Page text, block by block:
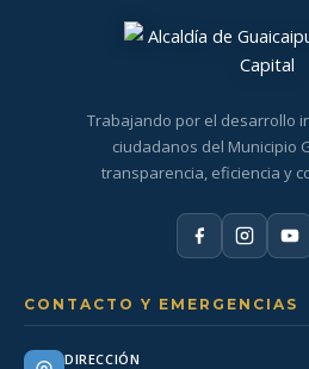
Trabajando por el desarrollo
ciudadanos del Municipio
transparencia, eficiencia y
CONTACTO Y EMERGENCIAS
DIRECCIÓN